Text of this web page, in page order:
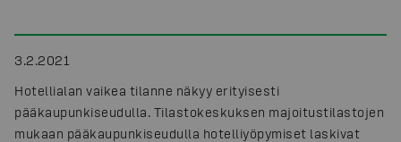
3.2.2021
Hotellialan vaikea tilanne näkyy erityisesti
pääkaupunkiseudulla. Tilastokeskuksen majoitustilastojen
mukaan pääkaupunkiseudulla hotelliyöpymiset laskivat